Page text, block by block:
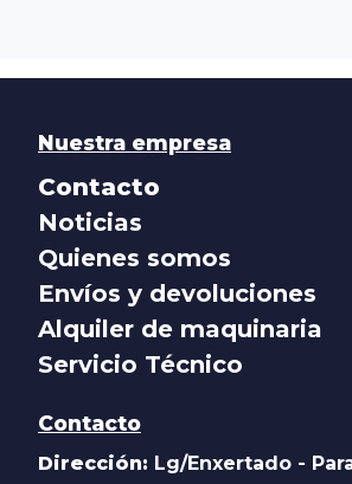
Nuestra empresa
Contacto
Noticias
Quienes somos
Envíos y devoluciones
Alquiler de maquinaria
Servicio Técnico
Contacto
Dirección: Lg/Enxertado -